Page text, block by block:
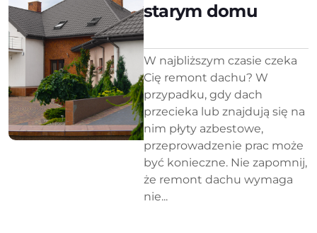
starym domu
W najbliższym czasie czeka
Cię remont dachu? W
przypadku, gdy dach
przecieka lub znajdują się na
nim płyty azbestowe,
przeprowadzenie prac może
być konieczne. Nie zapomnij,
że remont dachu wymaga
nie...